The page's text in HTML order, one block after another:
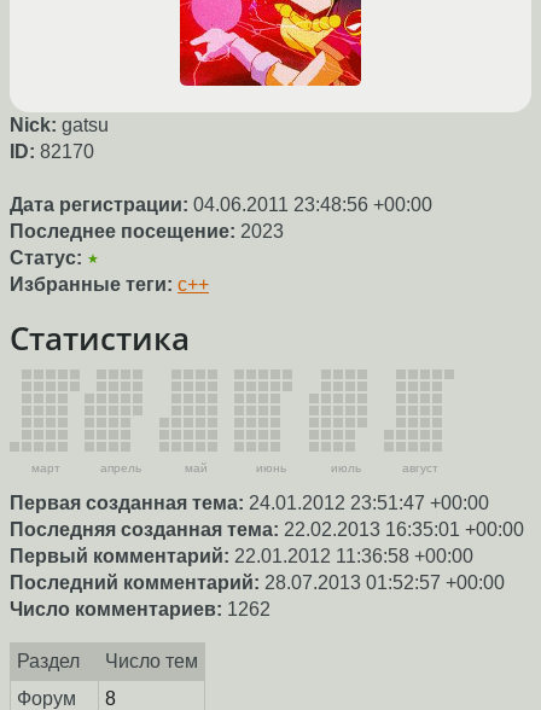
Nick: gatsu
ID: 82170
Дата регистрации: 04.06.2011 23:48:56 +00:00
Последнее посещение: 2023
Статус: ★
Избранные теги: c++
Статистика
март апрель май июнь июль август
Первая созданная тема: 24.01.2012 23:51:47 +00:00
Последняя созданная тема: 22.02.2013 16:35:01 +00:00
Первый комментарий: 22.01.2012 11:36:58 +00:00
Последний комментарий: 28.07.2013 01:52:57 +00:00
Число комментариев: 1262
Раздел
Число тем
Форум
8